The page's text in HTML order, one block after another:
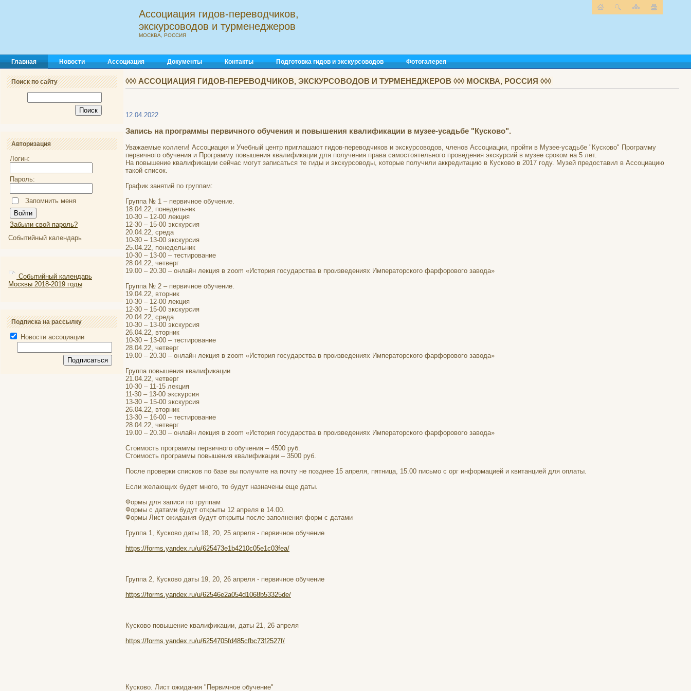
Ассоциация гидов-переводчиков,
экскурсоводов и турменеджеров
МОСКВА, РОССИЯ
Главная Новости Ассоциация Документы Контакты Подготовка гидов и экскурсоводов Фотогалерея
Поиск по сайту
Авторизация
Логин:
Пароль:
Запомнить меня
Забыли свой пароль?
Событийный календарь
Событийный календарь
Москвы 2018-2019 годы
Подписка на рассылку
Новости ассоциации
◊◊◊ АССОЦИАЦИЯ ГИДОВ-ПЕРЕВОДЧИКОВ, ЭКСКУРСОВОДОВ И ТУРМЕНЕДЖЕРОВ ◊◊◊ МОСКВА, РОССИЯ ◊◊◊
12.04.2022
Запись на программы первичного обучения и повышения квалификации в музее-усадьбе "Кусково".
Уважаемые коллеги! Ассоциация и Учебный центр приглашают гидов-переводчиков и экскурсоводов, членов Ассоциации, пройти в Музее-усадьбе "Кусково" Программу
первичного обучения и Программу повышения квалификации для получения права самостоятельного проведения экскурсий в музее сроком на 5 лет.
На повышение квалификации сейчас могут записаться те гиды и экскурсоводы, которые получили аккредитацию в Кусково в 2017 году. Музей предоставил в Ассоциацию
такой список.
График занятий по группам:
Группа № 1 – первичное обучение.
18.04.22, понедельник
10-30 – 12-00 лекция
12-30 – 15-00 экскурсия
20.04.22, среда
10-30 – 13-00 экскурсия
25.04.22, понедельник
10-30 – 13-00 – тестирование
28.04.22, четверг
19.00 – 20.30 – онлайн лекция в zoom «История государства в произведениях Императорского фарфорового завода»
Группа № 2 – первичное обучение.
19.04.22, вторник
10-30 – 12-00 лекция
12-30 – 15-00 экскурсия
20.04.22, среда
10-30 – 13-00 экскурсия
26.04.22, вторник
10-30 – 13-00 – тестирование
28.04.22, четверг
19.00 – 20.30 – онлайн лекция в zoom «История государства в произведениях Императорского фарфорового завода»
Группа повышения квалификации
21.04.22, четверг
10-30 – 11-15 лекция
11-30 – 13-00 экскурсия
13-30 – 15-00 экскурсия
26.04.22, вторник
13-30 – 16-00 – тестирование
28.04.22, четверг
19.00 – 20.30 – онлайн лекция в zoom «История государства в произведениях Императорского фарфорового завода»
Стоимость программы первичного обучения – 4500 руб.
Стоимость программы повышения квалификации – 3500 руб.
После проверки списков по базе вы получите на почту не позднее 15 апреля, пятница, 15.00 письмо с орг информацией и квитанцией для оплаты.
Если желающих будет много, то будут назначены еще даты.
Формы для записи по группам
Формы с датами будут открыты 12 апреля в 14.00.
Формы Лист ожидания будут открыты после заполнения форм с датами
Группа 1, Кусково даты 18, 20, 25 апреля - первичное обучение
https://forms.yandex.ru/u/625473e1b4210c05e1c03fea/
Группа 2, Кусково даты 19, 20, 26 апреля - первичное обучение
https://forms.yandex.ru/u/62546e2a054d1068b53325de/
Кусково повышение квалификации, даты 21, 26 апреля
https://forms.yandex.ru/u/6254705fd485cfbc73f2527f/
Кусково. Лист ожидания "Первичное обучение"